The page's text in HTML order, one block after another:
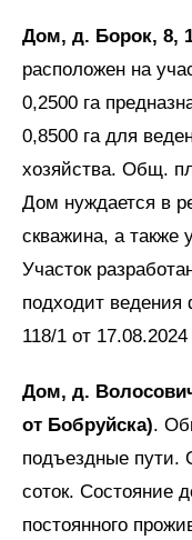
Дом, д. Борок, 8,
расположен на
0,2500 га
0,8500 га для
хозяйства. Общ.
Дом нуждается в
скважина, а также
Участок
подходит ведения
118/1 от
Дом, д.
от Бобруйска).
подъездные пути.
соток. Состояние
постоянного